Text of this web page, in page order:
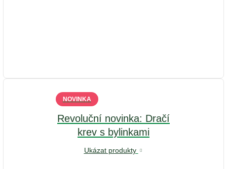
NOVINKA
Revoluční novinka: Dračí
krev s bylinkami
Ukázat produkty